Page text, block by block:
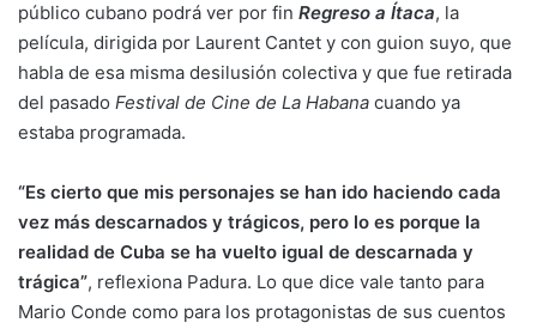
público cubano podrá ver por fin Regreso a Ítaca, la
película, dirigida por Laurent Cantet y con guion suyo, que
habla de esa misma desilusión colectiva y que fue retirada
del pasado Festival de Cine de La Habana cuando ya
estaba programada.
“Es cierto que mis personajes se han ido haciendo cada
vez más descarnados y trágicos, pero lo es porque la
realidad de Cuba se ha vuelto igual de descarnada y
trágica”, reflexiona Padura. Lo que dice vale tanto para
Mario Conde como para los protagonistas de sus cuentos